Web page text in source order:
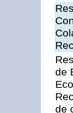
de
de